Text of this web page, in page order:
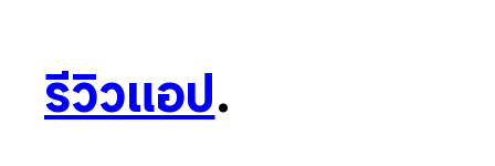
รีวิวแอป.